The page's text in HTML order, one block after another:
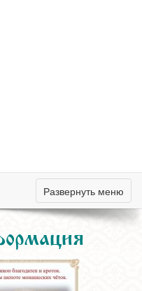
Развернуть меню